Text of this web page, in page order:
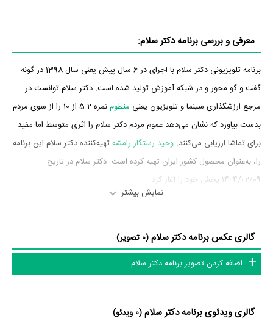
معرفی و بررسی برنامه دکتر سلام:
برنامه تلویزیونی دکتر سلام با اجرای در 6 سال پیش یعنی سال 1398 در گونه
گفت و گو محور و در شبکه آموزش تولید شده است. دکتر سلام توانست در
مرجع ارزشگذاری سینما و تلویزیون یعنی منظوم
نمره 5.2 از 10 را از سوی مردم
بدست بیاورد که نشان می‌دهد عموم مردم دکتر سلام را اثری متوسط اما مفید
برای تماشا ارزیابی می‌کنند. وحید رستگار رامشه تهیه‌کننده دکتر سلام این برنامه
را، به‌عنوان محصول کشور ایران تهیه کرده است. دکتر سلام در تاریخ
1404/02/09 پخش خود را آغاز کرد.
از محتوا و داستان برنامه دکتر سلام چقدر اطلاع دارید؟
در خلاصه داستانی که یا از سوی تیم رسانه‌ای اثر و یا توسط دیگر رسانه‌ها درباره
نمایش بیشتر
گالری عکس برنامه دکتر سلام(0 تصویر)
اضافه کردن تصویر برنامه دکتر سلام
گالری ویدئوی برنامه دکتر سلام(0 ویدئو)